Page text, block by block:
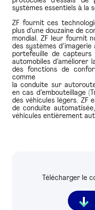
systèmes essentiels à la
ZF fournit ces
plus d’une douzaine de
mondial. ZF leur fournit
des systèmes
portefeuille de
automobiles d’améliorer
des fonctions de
comme
la conduite sur
en cas d’embouteillage
des véhicules légers. ZF
de conduite
véhicules entièrement
Télécharger le